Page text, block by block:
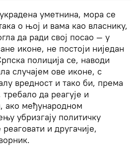
уметнина, мора се
о њој и вама као власнику,
да ради свој посао — у
иконе, не постоји ниједан
полиција се, наводи
случајем ове иконе, с
вредност и тако би, према
да реагује и
ако међународном
убризгају политичку
и другачије,